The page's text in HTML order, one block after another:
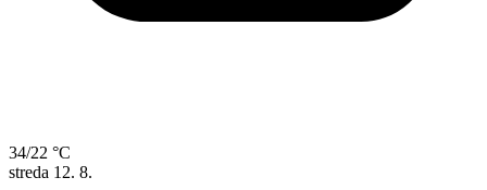
34/22 °C
streda 12. 8.